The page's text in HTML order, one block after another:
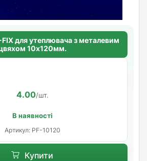
для утеплювача з металевим
10х120мм.
4.00/шт.
В наявності
Артикул: PF-10120
Купити